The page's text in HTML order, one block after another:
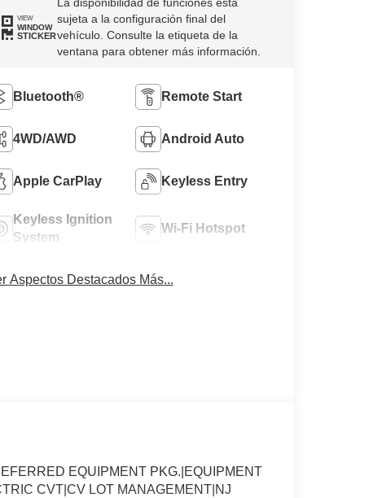
VIEW
WINDOW
STICKER
sujeta a la configuración final del
vehículo. Consulte la etiqueta de la
ventana para obtener más información.
Bluetooth® Remote Start
4WD/AWD Android Auto
Apple CarPlay Keyless Entry
Keyless Ignition
System
Wi-Fi Hotspot
Aspectos Destacados Más...
EQUIPMENT PKG.|EQUIPMENT
CVT|CV LOT MANAGEMENT|NJ